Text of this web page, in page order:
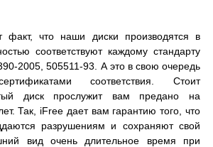
факт, что наши диски производятся в
соответствуют каждому стандарту
2005, 505511-93. А это в свою очередь
соответствия. Стоит
диск прослужит вам предано на
Так, iFree дает вам гарантию того, что
разрушениям и сохраняют свой
вид очень длительное время при